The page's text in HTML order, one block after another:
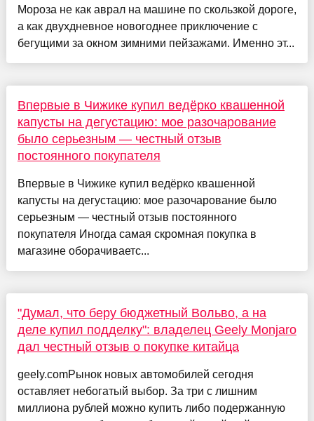
Мороза не как аврал на машине по скользкой дороге,
а как двухдневное новогоднее приключение с
бегущими за окном зимними пейзажами. Именно эт...
Впервые в Чижике купил ведёрко квашенной
капусты на дегустацию: мое разочарование
было серьезным — честный отзыв
постоянного покупателя
Впервые в Чижике купил ведёрко квашенной
капусты на дегустацию: мое разочарование было
серьезным — честный отзыв постоянного
покупателя Иногда самая скромная покупка в
магазине оборачиваетс...
"Думал, что беру бюджетный Вольво, а на
деле купил подделку": владелец Geely Monjaro
дал честный отзыв о покупке китайца
geely.comРынок новых автомобилей сегодня
оставляет небогатый выбор. За три с лишним
миллиона рублей можно купить либо подержанную